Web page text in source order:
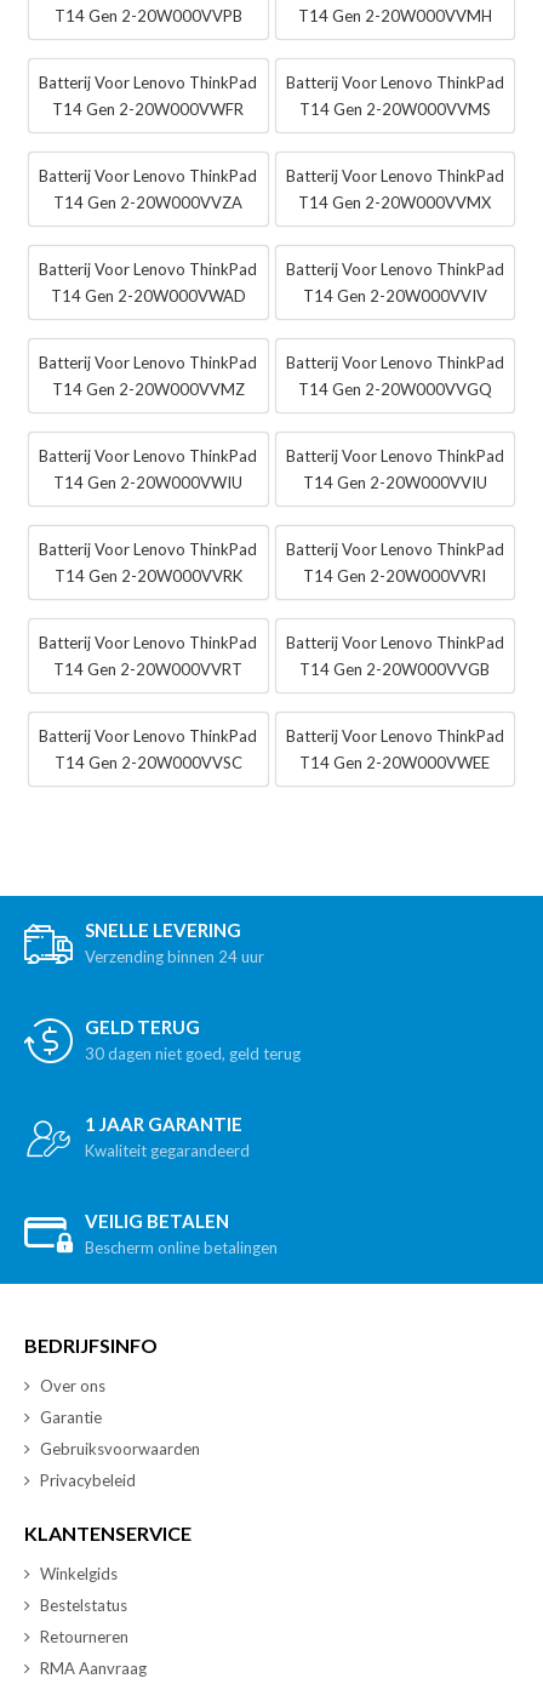
T14 Gen 2-20W000VVPB
T14 Gen 2-20W000VVMH
Batterij Voor Lenovo ThinkPad
T14 Gen 2-20W000VWFR
Batterij Voor Lenovo ThinkPad
T14 Gen 2-20W000VVMS
Batterij Voor Lenovo ThinkPad
T14 Gen 2-20W000VVZA
Batterij Voor Lenovo ThinkPad
T14 Gen 2-20W000VVMX
Batterij Voor Lenovo ThinkPad
T14 Gen 2-20W000VWAD
Batterij Voor Lenovo ThinkPad
T14 Gen 2-20W000VVIV
Batterij Voor Lenovo ThinkPad
T14 Gen 2-20W000VVMZ
Batterij Voor Lenovo ThinkPad
T14 Gen 2-20W000VVGQ
Batterij Voor Lenovo ThinkPad
T14 Gen 2-20W000VWIU
Batterij Voor Lenovo ThinkPad
T14 Gen 2-20W000VVIU
Batterij Voor Lenovo ThinkPad
T14 Gen 2-20W000VVRK
Batterij Voor Lenovo ThinkPad
T14 Gen 2-20W000VVRI
Batterij Voor Lenovo ThinkPad
T14 Gen 2-20W000VVRT
Batterij Voor Lenovo ThinkPad
T14 Gen 2-20W000VVGB
Batterij Voor Lenovo ThinkPad
T14 Gen 2-20W000VVSC
Batterij Voor Lenovo ThinkPad
T14 Gen 2-20W000VWEE
SNELLE LEVERING
Verzending binnen 24 uur
GELD TERUG
30 dagen niet goed, geld terug
1 JAAR GARANTIE
Kwaliteit gegarandeerd
VEILIG BETALEN
Bescherm online betalingen
BEDRIJFSINFO
Over ons
Garantie
Gebruiksvoorwaarden
Privacybeleid
KLANTENSERVICE
Winkelgids
Bestelstatus
Retourneren
RMA Aanvraag